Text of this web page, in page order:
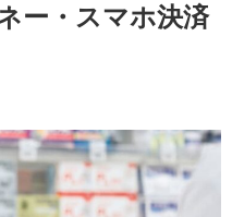
ー・スマホ決済